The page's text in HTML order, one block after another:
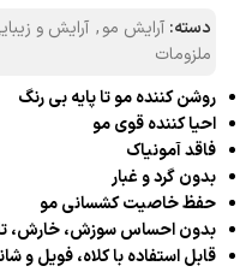
دسته: آرایش مو, آرایش و
ملزومات
روشن کننده مو تا پایه بی رنگ
احیا کننده قوی مو
فاقد آمونیاک
بدون گرد و غبار
حفظ خاصیت کشسانی مو
بدون احساس سوزش، خارش،
قابل استفاده با کلاه، فویل و